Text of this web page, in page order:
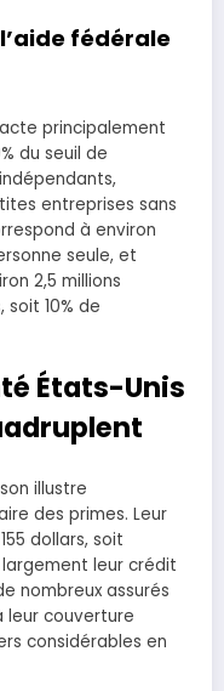
fédérale
principalement
du seuil de
entreprises sans
à environ
seule, et
2,5 millions
soit 10% de
États-Unis
illustre
des primes. Leur
dollars, soit
leur crédit
nombreux assurés
leur couverture
considérables en